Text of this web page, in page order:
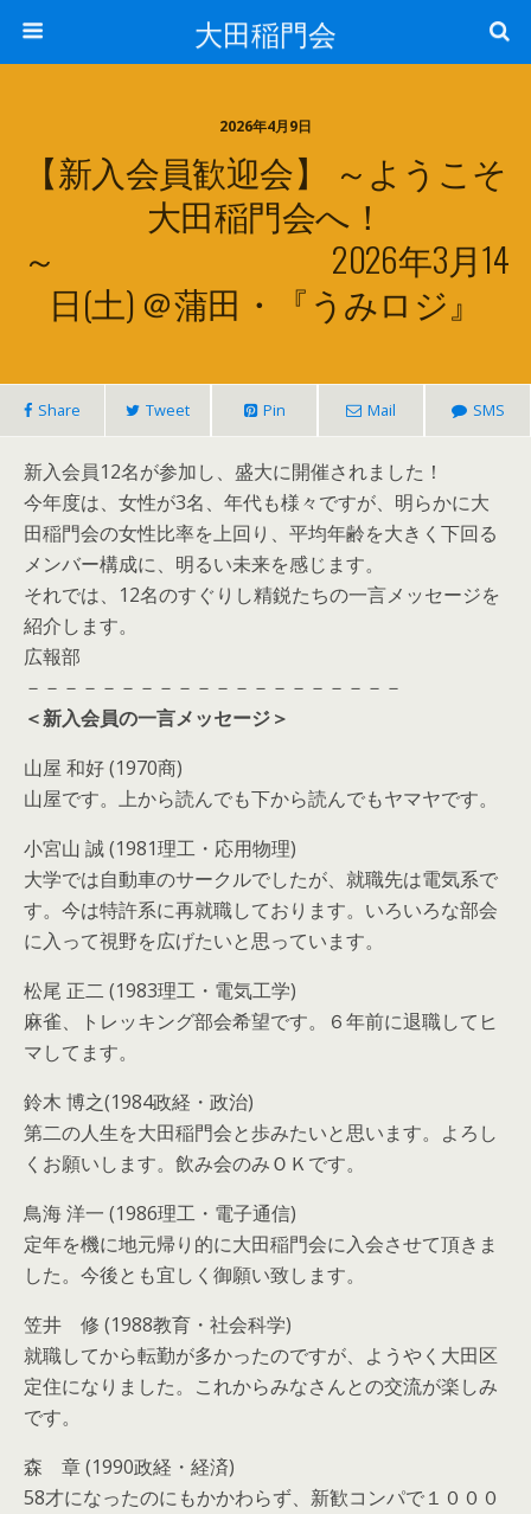
大田稲門会
2026年4月9日
【新入会員歓迎会】 ～ようこそ
大田稲門会へ！
～ 2026年3月14
日(土) ＠蒲田・『うみロジ』
Share Tweet Pin Mail SMS
新入会員12名が参加し、盛大に開催されました！
今年度は、女性が3名、年代も様々ですが、明らかに大
田稲門会の女性比率を上回り、平均年齢を大きく下回る
メンバー構成に、明るい未来を感じます。
それでは、12名のすぐりし精鋭たちの一言メッセージを
紹介します。
広報部
－－－－－－－－－－－－－－－－－－－－
＜新入会員の一言メッセージ＞
山屋 和好 (1970商)
山屋です。上から読んでも下から読んでもヤマヤです。
小宮山 誠 (1981理工・応用物理)
大学では自動車のサークルでしたが、就職先は電気系で
す。今は特許系に再就職しております。いろいろな部会
に入って視野を広げたいと思っています。
松尾 正二 (1983理工・電気工学)
麻雀、トレッキング部会希望です。６年前に退職してヒ
マしてます。
鈴木 博之(1984政経・政治)
第二の人生を大田稲門会と歩みたいと思います。よろし
くお願いします。飲み会のみＯＫです。
鳥海 洋一 (1986理工・電子通信)
定年を機に地元帰り的に大田稲門会に入会させて頂きま
した。今後とも宜しく御願い致します。
笠井 修 (1988教育・社会科学)
就職してから転勤が多かったのですが、ようやく大田区
定住になりました。これからみなさんとの交流が楽しみ
です。
森 章 (1990政経・経済)
58才になったのにもかかわらず、新歓コンパで１０００